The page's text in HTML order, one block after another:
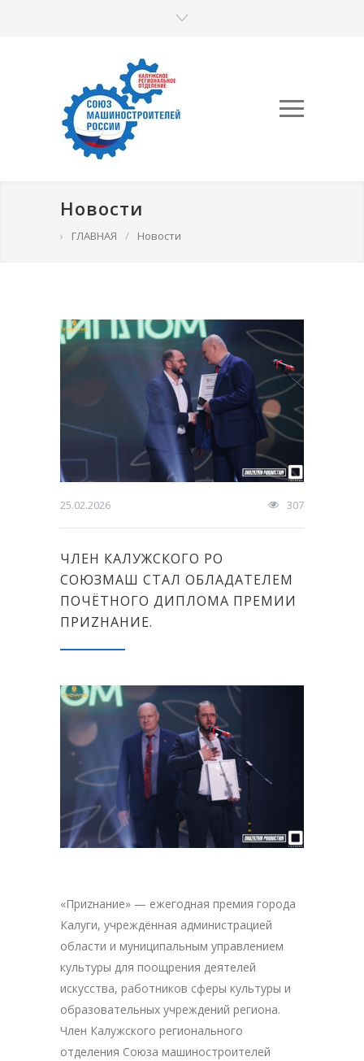
Новости
› ГЛАВНАЯ / Новости
25.02.2026 307
ЧЛЕН КАЛУЖСКОГО РО
СОЮЗМАШ СТАЛ ОБЛАДАТЕЛЕМ
ПОЧЁТНОГО ДИПЛОМА ПРЕМИИ
ПРИZНАНИЕ.
«Приzнание» — ежегодная премия города
Калуги, учреждённая администрацией
области и муниципальным управлением
культуры для поощрения деятелей
искусства, работников сферы культуры и
образовательных учреждений региона.
Член Калужского регионального
отделения Союза машиностроителей